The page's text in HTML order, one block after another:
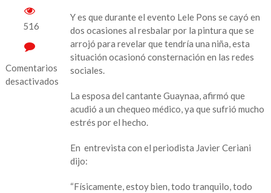
516
Comentarios
desactivados
Y es que durante el evento Lele Pons se cayó en
dos ocasiones al resbalar por la pintura que se
arrojó para revelar que tendría una niña, esta
situación ocasionó consternación en las redes
sociales.
La esposa del cantante Guaynaa, afirmó que
acudió a un chequeo médico, ya que sufrió mucho
estrés por el hecho.
En entrevista con el periodista Javier Ceriani
dijo:
“Físicamente, estoy bien, todo tranquilo, todo